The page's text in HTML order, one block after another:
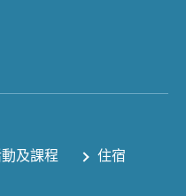
及課程
住宿